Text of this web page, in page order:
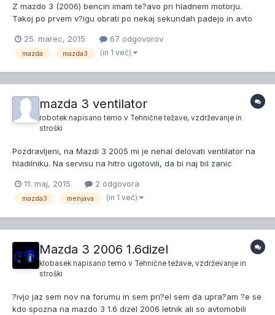
Z mazdo 3 (2006) bencin imam te?avo pri hladnem motorju.
Takoj po prvem v?igu obrati po nekaj sekundah padejo in avto
minutah vo?nje (pri hladnem motorju) avto ugasne pri vsakem
ustavljanju. V motorju se tudi sli?ijo poki in cukanje (nemiren...
25. marec, 2015 67 odgovorov
mazda mazda3 (in 1 več)
mazda 3 ventilator
robotek napisano temo v Tehnične težave, vzdrževanje in
stroški
Pozdravljeni, na Mazdi 3 2005 mi je nehal delovati ventilator na
hladilniku. Na servisu na hitro ugotovili, da bi naj bil zanic
pa sem, da gre velikokrat za kaksno napako v oksidiranem kablu
pri tem sistemu ventilatorja, ter da ni...
11. maj, 2015 2 odgovora
mazda3 menjava (in 1 več)
Mazda 3 2006 1.6dizel
klobasek napisano temo v Tehnične težave, vzdrževanje in
stroški
?ivjo jaz sem nov na forumu in sem pri?el sem da upra?am ?e se
kdo spozna na mazdo 3 1.6 dizel 2006 letnik ali so avtomobili